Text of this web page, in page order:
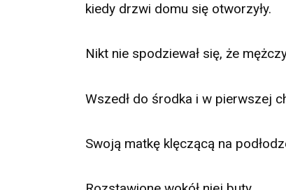
kiedy drzwi domu się otworzyły.
Nikt nie spodziewał się, że
Wszedł do środka i w pierwszej
Swoją matkę klęczącą na